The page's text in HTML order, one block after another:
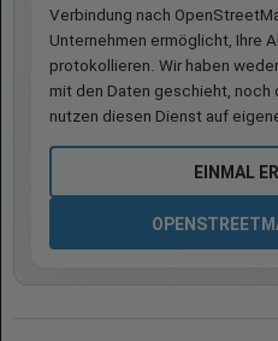
Verbindung nach
Unternehmen ermöglicht, Ihre
protokollieren. Wir haben
mit den Daten geschieht, noch
nutzen diesen Dienst auf
EINMAL